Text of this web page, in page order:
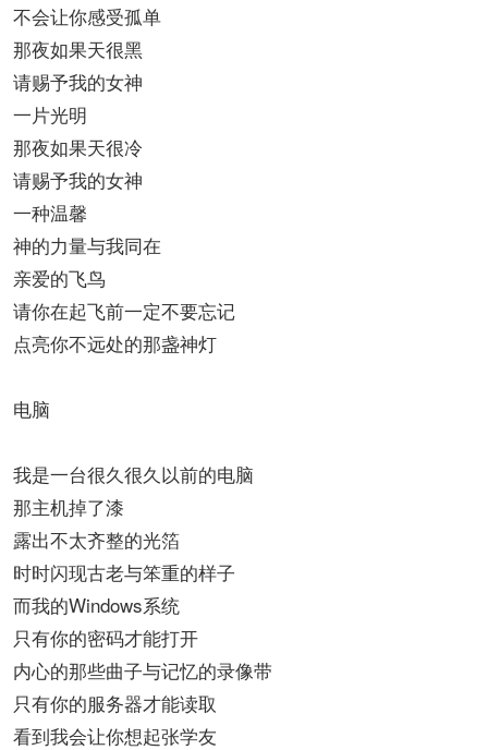
不会让你感受孤单
那夜如果天很黑
请赐予我的女神
一片光明
那夜如果天很冷
请赐予我的女神
一种温馨
神的力量与我同在
亲爱的飞鸟
请你在起飞前一定不要忘记
点亮你不远处的那盏神灯
电脑
我是一台很久很久以前的电脑
那主机掉了漆
露出不太齐整的光箔
时时闪现古老与笨重的样子
而我的Windows系统
只有你的密码才能打开
内心的那些曲子与记忆的录像带
只有你的服务器才能读取
看到我会让你想起张学友